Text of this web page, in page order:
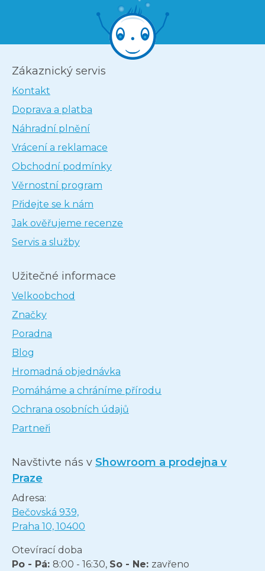
Zákaznický servis
Kontakt
Doprava a platba
Náhradní plnění
Vrácení a reklamace
Obchodní podmínky
Věrnostní program
Přidejte se k nám
Jak ověřujeme recenze
Servis a služby
Užitečné informace
Velkoobchod
Značky
Poradna
Blog
Hromadná objednávka
Pomáháme a chráníme přírodu
Ochrana osobních údajů
Partneři
Navštivte nás v Showroom a prodejna v
Praze
Adresa:
Bečovská 939,
Praha 10, 10400
Otevírací doba
Po - Pá: 8:00 - 16:30, So - Ne: zavřeno